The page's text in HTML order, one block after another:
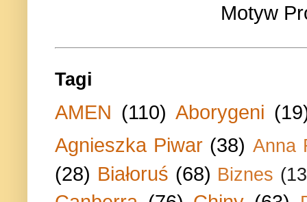
Motyw
Tagi
AMEN (110) Aborygeni
Agnieszka Piwar (38) Anna
(28) Białoruś (68) Biznes